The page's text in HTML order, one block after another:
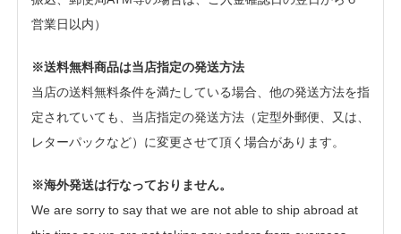
営業日以内）
※送料無料商品は当店指定の発送方法
当店の送料無料条件を満たしている場合、他の発送方法を指
定されていても、当店指定の発送方法（定型外郵便、又は、
レターパックなど）に変更させて頂く場合があります。
※海外発送は行なっておりません。
We are sorry to say that we are not able to ship abroad at